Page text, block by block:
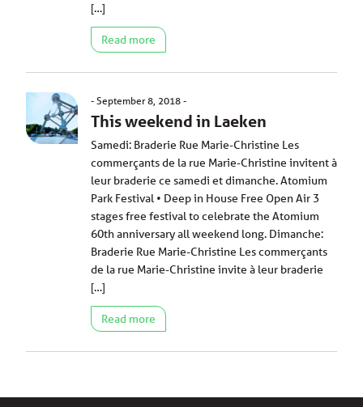
[…]
Read more
September 8, 2018
This weekend in Laeken
Samedi: Braderie Rue Marie-Christine Les
commerçants de la rue Marie-Christine invitent à
leur braderie ce samedi et dimanche. Atomium
Park Festival • Deep in House Free Open Air 3
stages free festival to celebrate the Atomium
60th anniversary all weekend long. Dimanche:
Braderie Rue Marie-Christine Les commerçants
de la rue Marie-Christine invite à leur braderie
[…]
Read more